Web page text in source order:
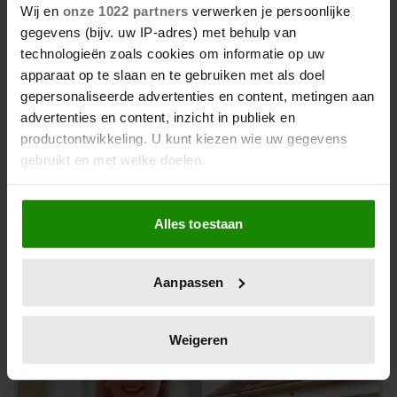
Wij en onze 1022 partners verwerken je persoonlijke
gegevens (bijv. uw IP-adres) met behulp van
technologieën zoals cookies om informatie op uw
apparaat op te slaan en te gebruiken met als doel
gepersonaliseerde advertenties en content, metingen aan
advertenties en content, inzicht in publiek en
productontwikkeling. U kunt kiezen wie uw gegevens
gebruikt en met welke doelen.
Als u het toestaat, willen we ook graag:
Informatie verzamelen over uw geografische
locatie, die tot een paar meter nauwkeurig kan zijn
scannen op specifieke eigenschappen (fingerprinting)
verwerkt en stel uw voorkeuren in het
intrekken in de Cookieverklaring.
Alles toestaan
Aanpassen
Weigeren
Eveline: ‘Onze tuin zit vol verrassingen’